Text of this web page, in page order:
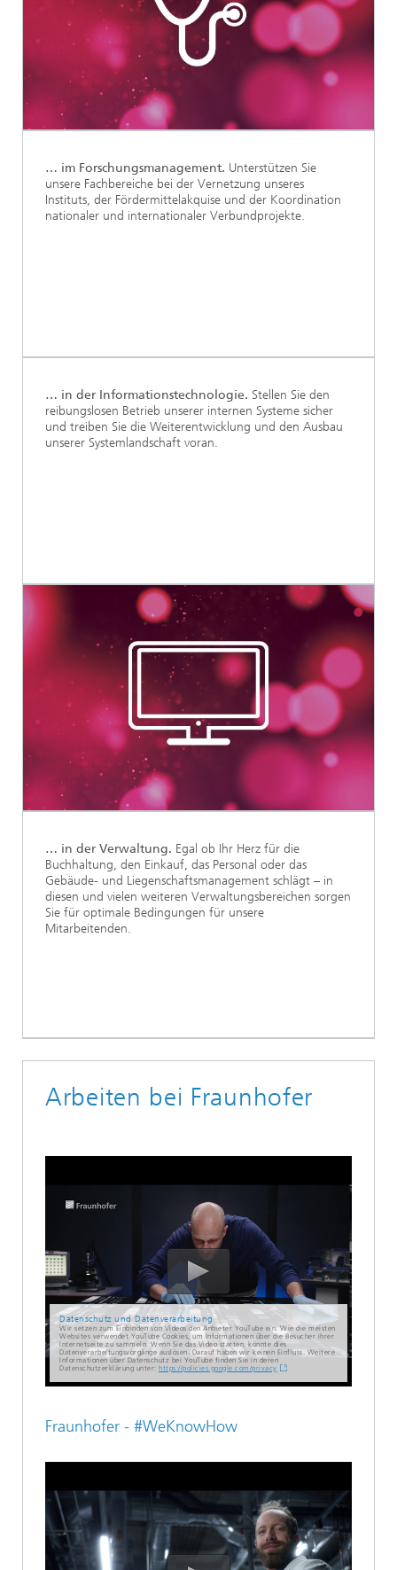
… im Forschungsmanagement. Unterstützen Sie
unsere Fachbereiche bei der Vernetzung unseres
Instituts, der Fördermittelakquise und der Koordination
nationaler und internationaler Verbundprojekte.
… in der Informationstechnologie. Stellen Sie den
reibungslosen Betrieb unserer internen Systeme sicher
und treiben Sie die Weiterentwicklung und den Ausbau
unserer Systemlandschaft voran.
… in der Verwaltung. Egal ob Ihr Herz für die
Buchhaltung, den Einkauf, das Personal oder das
Gebäude- und Liegenschaftsmanagement schlägt – in
diesen und vielen weiteren Verwaltungsbereichen sorgen
Sie für optimale Bedingungen für unsere
Mitarbeitenden.
Arbeiten bei Fraunhofer
Datenschutz und Datenverarbeitung
Wir setzen zum Einbinden von Videos den Anbieter YouTube ein. Wie die meisten
Websites verwendet YouTube Cookies, um Informationen über die Besucher ihrer
Internetseite zu sammeln. Wenn Sie das Video starten, könnte dies
Datenverarbeitungsvorgänge auslösen. Darauf haben wir keinen Einfluss. Weitere
Informationen über Datenschutz bei YouTube finden Sie in deren
Datenschutzerklärung unter: https://policies.google.com/privacy
Fraunhofer - #WeKnowHow